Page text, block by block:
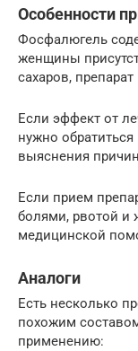
Особенности
Фосфалюгель
женщины
сахаров,
Если эффект от
нужно
выяснения
Если прием
болями, рвотой и
медицинской
Аналоги
Есть несколько
похожим
применению: